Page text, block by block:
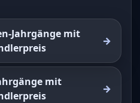
Jahrgänge mit
mit